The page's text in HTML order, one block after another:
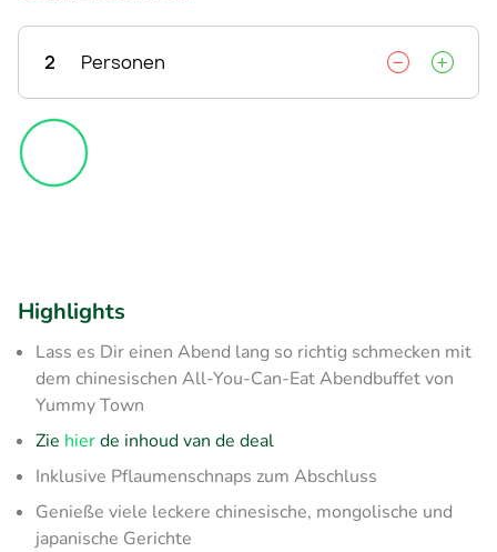
2 Personen
Highlights
Lass es Dir einen Abend lang so richtig schmecken mit
dem chinesischen All-You-Can-Eat Abendbuffet von
Yummy Town
Zie hierde inhoud van de deal
Inklusive Pflaumenschnaps zum Abschluss
Genieße viele leckere chinesische, mongolische und
japanische Gerichte